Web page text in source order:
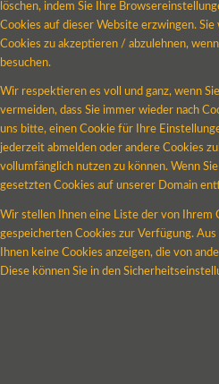
löschen, indem Sie Ihre
Cookies auf dieser Website erzwingen.
Cookies zu akzeptieren / abzulehnen,
besuchen.
Wir respektieren es voll und ganz, wenn
vermeiden, dass Sie immer wieder nach
uns bitte, einen Cookie für Ihre
jederzeit abmelden oder andere Cookies
vollumfänglich nutzen zu können. Wenn
gesetzten Cookies auf unserer Domain
Wir stellen Ihnen eine Liste der von Ihrem
gespeicherten Cookies zur Verfügung.
Ihnen keine Cookies anzeigen, die von
Diese können Sie in den